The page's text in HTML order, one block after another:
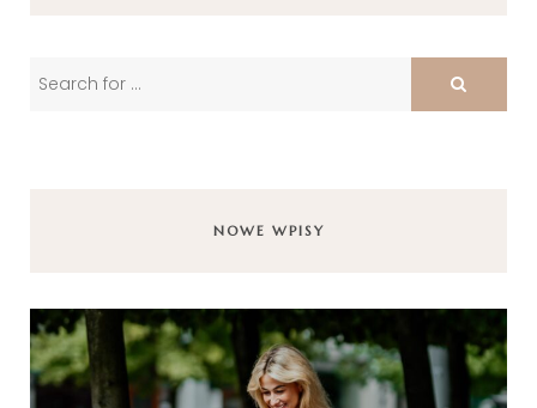
NOWE WPISY